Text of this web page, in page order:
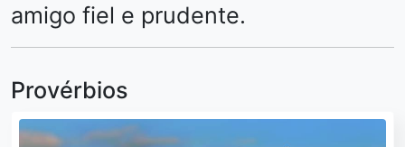
amigo fiel e prudente.
Provérbios